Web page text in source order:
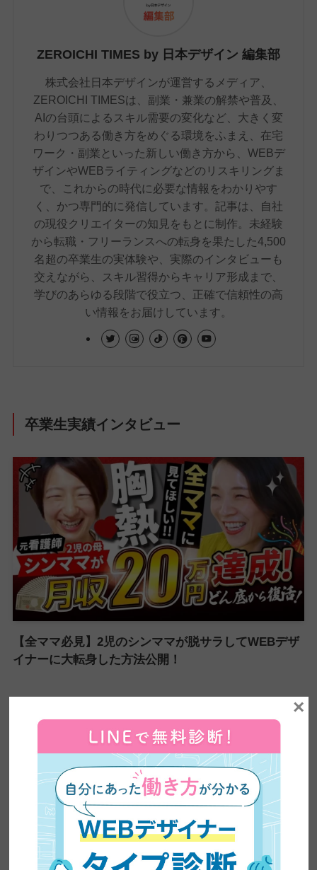
ZEROICHI TIMES by 日本デザイン 編集部
株式会社日本デザインが運営するメディア、
ZEROICHI TIMESは、副業・兼業の解禁や普及、
AIの台頭によるスキル需要の変化など、大きく変
わりつつある働き方をめぐる環境をふまえ、在宅
ワーク・副業といった新しい働き方から、WEBデ
ザインやWEBライティングなどのリスキリングま
で、これからの時代に必要な情報をわかりやす
く、かつ専門的に発信しています。記事は、自社
の現役クリエイターの知見をもとに制作。未経験
から転職・フリーランスへの転身を果たした4,500
名超の卒業生の実体験や、実際のインタビューも
交えながら、スキル習得からキャリア形成まで、
学びのあらゆる段階で役立つ、正確で信頼性の高
い情報をお届けしています。
卒業生実績インタビュー
【全ママ必見】2児のシンママが脱サラしてWEBデザ
イナーに大転身した方法公開！
×